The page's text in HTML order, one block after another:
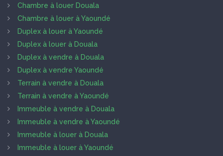
Chambre à louer Douala
Chambre à louer à Yaoundé
Duplex à louer à Yaoundé
Duplex à louer à Douala
Duplex à vendre à Douala
Duplex à vendre Yaoundé
Terrain à vendre à Douala
Terrain à vendre à Yaoundé
Immeuble à vendre à Douala
Immeuble à vendre à Yaoundé
Immeuble à louer à Douala
Immeuble à louer à Yaoundé